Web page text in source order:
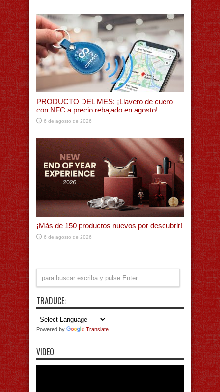
PRODUCTO DEL MES: ¡Llavero de cuero
con NFC a precio rebajado en agosto!
6 de agosto de 2026
¡Más de 150 productos nuevos por descubrir!
6 de agosto de 2026
TRADUCE:
Powered by Translate
VIDEO: